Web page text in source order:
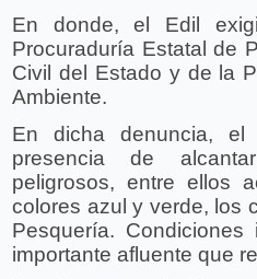
En donde, el Edil
Procuraduría Estatal de
Civil del Estado y de la
Ambiente.
En dicha denuncia, el
presencia de
peligrosos, entre ellos
colores azul y verde, los
Pesquería.
importante afluente que